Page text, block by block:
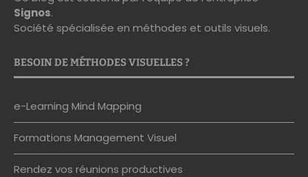
Signos.
Société spécialisée en méthodes et outils visuels.
BESOIN DE MÉTHODES VISUELLES ?
e-Learning Mind Mapping
Formations Management Visuel
Rendez vos réunions productives